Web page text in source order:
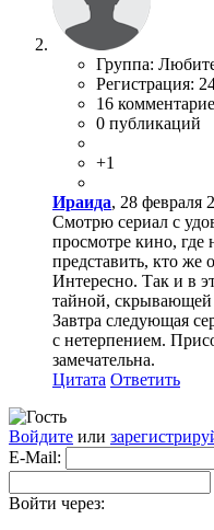
Группа:
Регистрация:
16
0 публикаций
+1
Ираида, 28 февраля
Смотрю сериал с
просмотре кино, где
представить, кто же
Интересно. Так и в
тайной, скрывающей
Завтра следующая
с нетерпением.
замечательна.
Цитата Ответить
Войдите или
E-Mail:
Войти через: